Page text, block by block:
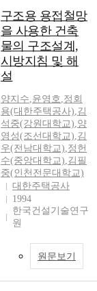
구조용 용접철망
을 사용한 건축
물의 구조설계,
시방지침 및 해
설
양지수,윤영호,정회
용(대한주택공사),김
석중(강원대학교),양
영성(조선대학교),김
우(전남대학교),정헌
수(중앙대학교),김필
중(인천전문대학교)
대한주택공사
1994
한국건설기술연구
원
원문보기